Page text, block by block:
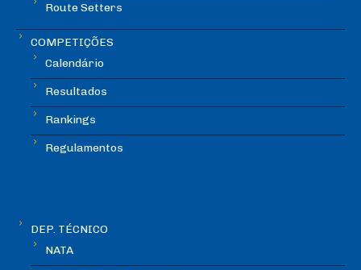
Route Setters
COMPETIÇÕES
Calendário
Resultados
Rankings
Regulamentos
DEP. TÉCNICO
NATA